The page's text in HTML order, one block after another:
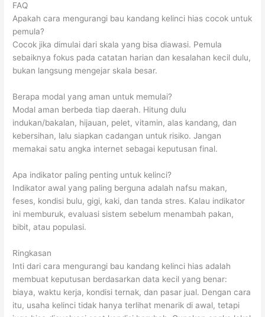
FAQ
Apakah cara mengurangi bau kandang kelinci hias cocok untuk
pemula?
Cocok jika dimulai dari skala yang bisa diawasi. Pemula
sebaiknya fokus pada catatan harian dan kesalahan kecil dulu,
bukan langsung mengejar skala besar.
Berapa modal yang aman untuk memulai?
Modal aman berbeda tiap daerah. Hitung dulu
indukan/bakalan, hijauan, pelet, vitamin, alas kandang, dan
kebersihan, lalu siapkan cadangan untuk risiko. Jangan
memakai satu angka internet sebagai keputusan final.
Apa indikator paling penting untuk kelinci?
Indikator awal yang paling berguna adalah nafsu makan,
feses, kondisi bulu, gigi, kaki, dan tanda stres. Kalau indikator
ini memburuk, evaluasi sistem sebelum menambah pakan,
bibit, atau populasi.
Ringkasan
Inti dari cara mengurangi bau kandang kelinci hias adalah
membuat keputusan berdasarkan data kecil yang benar:
biaya, waktu kerja, kondisi ternak, dan pasar jual. Dengan cara
itu, usaha kelinci tidak hanya terlihat menarik di awal, tetapi